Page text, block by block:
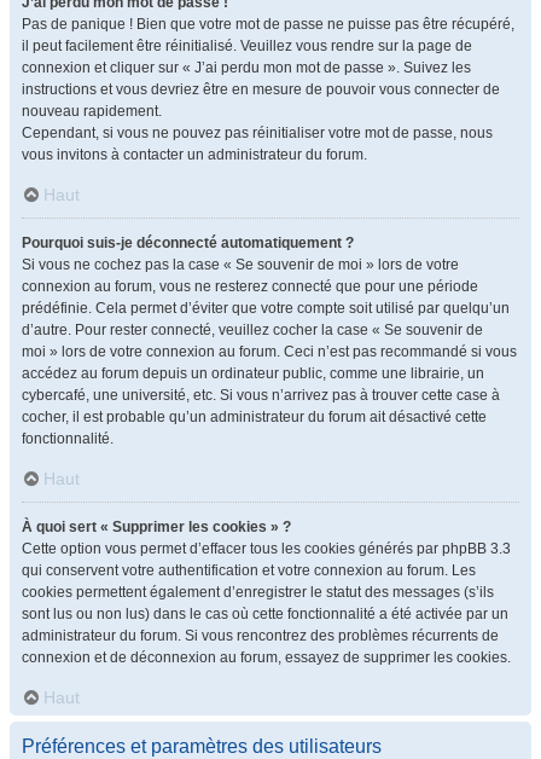
Pas de panique ! Bien que votre mot de passe ne puisse pas être récupéré,
il peut facilement être réinitialisé. Veuillez vous rendre sur la page de
connexion et cliquer sur « J’ai perdu mon mot de passe ». Suivez les
instructions et vous devriez être en mesure de pouvoir vous connecter de
nouveau rapidement.
Cependant, si vous ne pouvez pas réinitialiser votre mot de passe, nous
vous invitons à contacter un administrateur du forum.
Haut
Pourquoi suis-je déconnecté automatiquement ?
Si vous ne cochez pas la case « Se souvenir de moi » lors de votre
connexion au forum, vous ne resterez connecté que pour une période
prédéfinie. Cela permet d’éviter que votre compte soit utilisé par quelqu’un
d’autre. Pour rester connecté, veuillez cocher la case « Se souvenir de
moi » lors de votre connexion au forum. Ceci n’est pas recommandé si vous
accédez au forum depuis un ordinateur public, comme une librairie, un
cybercafé, une université, etc. Si vous n’arrivez pas à trouver cette case à
cocher, il est probable qu’un administrateur du forum ait désactivé cette
fonctionnalité.
Haut
À quoi sert « Supprimer les cookies » ?
Cette option vous permet d’effacer tous les cookies générés par phpBB 3.3
qui conservent votre authentification et votre connexion au forum. Les
cookies permettent également d’enregistrer le statut des messages (s’ils
sont lus ou non lus) dans le cas où cette fonctionnalité a été activée par un
administrateur du forum. Si vous rencontrez des problèmes récurrents de
connexion et de déconnexion au forum, essayez de supprimer les cookies.
Haut
Préférences et paramètres des utilisateurs